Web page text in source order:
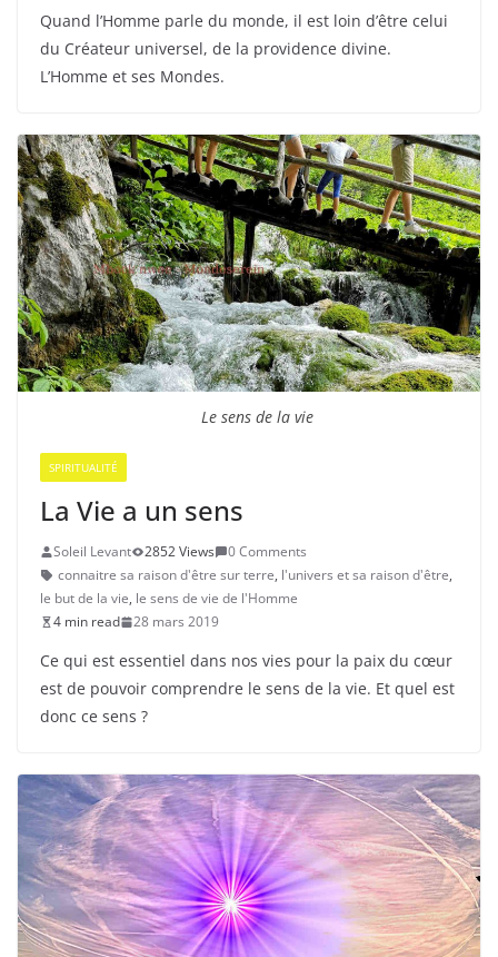
Quand l’Homme parle du monde, il est loin d’être celui
du Créateur universel, de la providence divine.
L’Homme et ses Mondes.
Le sens de la vie
SPIRITUALITÉ
La Vie a un sens
Soleil Levant 2852 Views
0 Comments
connaitre sa raison d'être sur terre, l'univers et sa raison d'être,
le but de la vie, le sens de vie de l'Homme
4 min read
28 mars 2019
Ce qui est essentiel dans nos vies pour la paix du cœur
est de pouvoir comprendre le sens de la vie. Et quel est
donc ce sens ?